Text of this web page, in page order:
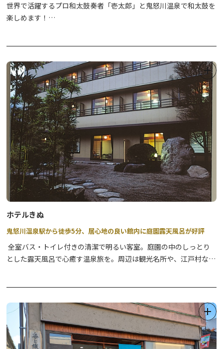
世界で活躍するプロ和太鼓奏者「壱太郎」と鬼怒川温泉で和太鼓を
楽しめます！
「壱太郎」の圧倒的かつ柔軟で力強い演奏を聞いて、指導・アドバ
イスが受けられます。
出張太鼓教室も保育園や幼稚園、学校、和太鼓グループなど、出張
指導もいたします！
宿泊施設も完備してます！
ホテルきぬ
鬼怒川温泉駅から徒歩5分、居心地の良い館内に庭園露天風呂が好評
全室バス・トイレ付きの清潔で明るい客室。庭園の中のしっとり
とした露天風呂で心癒す温泉旅を。周辺は観光名所や、江戸村など